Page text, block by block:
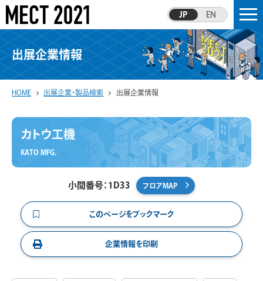
JP EN
出展企業情報
HOME 出展企業・製品検索 出展企業情報
カトウ工機
KATO MFG.
小間番号：1D33 フロアMAP
このページをブックマーク
企業情報を印刷